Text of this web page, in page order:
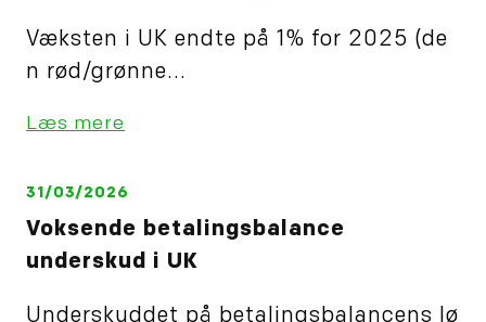
Væksten i UK endte på 1% for 2025 (de
n rød/grønne...
Læs mere
31/03/2026
Voksende betalingsbalance
underskud i UK
Underskuddet på betalingsbalancens lø